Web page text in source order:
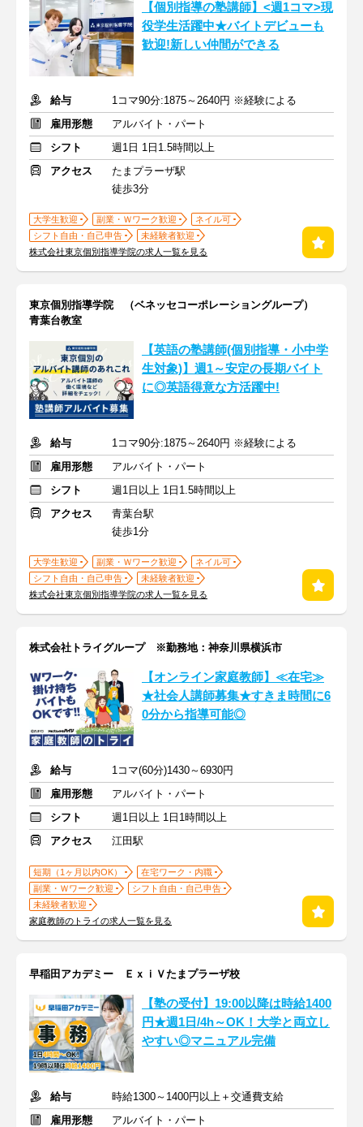
【個別指導の塾講師】<週1コマ>現
役学生活躍中★バイトデビューも
歓迎!新しい仲間ができる
給与
1コマ90分:1875～2640円 ※経験による
雇用形態
アルバイト・パート
シフト
週1日 1日1.5時間以上
アクセス
たまプラーザ駅
徒歩3分
大学生歓迎 副業・Ｗワーク歓迎
ネイル可
シフト自由・自己申告
未経験者歓迎
株式会社東京個別指導学院の求人一覧を見る
東京個別指導学院 （ベネッセコーポレーショングループ）
青葉台教室
【英語の塾講師(個別指導・小中学
生対象)】週1～安定の長期バイト
に◎英語得意な方活躍中!
給与
1コマ90分:1875～2640円 ※経験による
雇用形態
アルバイト・パート
シフト
週1日以上 1日1.5時間以上
アクセス
青葉台駅
徒歩1分
大学生歓迎 副業・Ｗワーク歓迎
ネイル可
シフト自由・自己申告
未経験者歓迎
株式会社東京個別指導学院の求人一覧を見る
株式会社トライグループ ※勤務地：神奈川県横浜市
【オンライン家庭教師】≪在宅≫
★社会人講師募集★すきま時間に6
0分から指導可能◎
給与
1コマ(60分)1430～6930円
雇用形態
アルバイト・パート
シフト
週1日以上 1日1時間以上
アクセス
江田駅
短期（1ヶ月以内OK）
在宅ワーク・内職
副業・Ｗワーク歓迎
シフト自由・自己申告
未経験者歓迎
家庭教師のトライの求人一覧を見る
早稲田アカデミー ＥｘｉＶたまプラーザ校
【塾の受付】19:00以降は時給1400
円★週1日/4h～OK！大学と両立し
やすい◎マニュアル完備
給与
時給1300～1400円以上＋交通費支給
雇用形態
アルバイト・パート